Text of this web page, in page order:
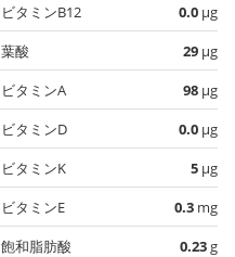
ビタミンB12
0.0 µg
葉酸
29 µg
ビタミンA
98 µg
ビタミンD
0.0 µg
ビタミンK
5 µg
ビタミンE
0.3 mg
飽和脂肪酸
0.23g